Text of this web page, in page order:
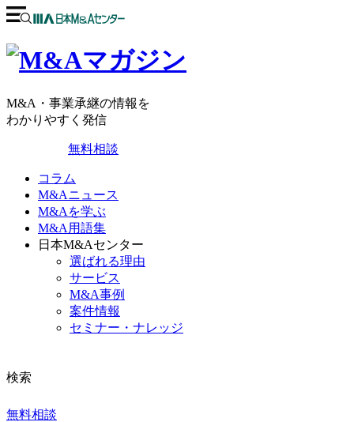
M&A・事業承継の情報を
わかりやすく発信
無料相談
コラム
M&Aニュース
M&Aを学ぶ
M&A用語集
日本M&Aセンター
選ばれる理由
サービス
M&A事例
案件情報
セミナー・ナレッジ
検索
無料相談